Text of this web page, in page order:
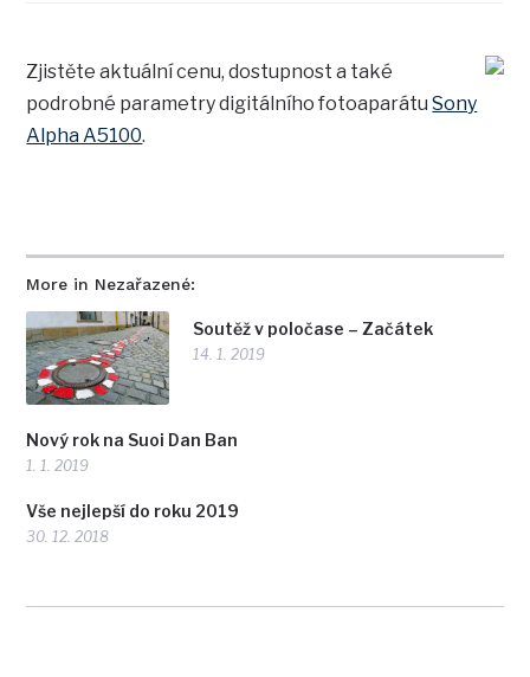
More in Nezařazené:
Soutěž v poločase – Začátek
14. 1. 2019
Nový rok na Suoi Dan Ban
1. 1. 2019
Vše nejlepší do roku 2019
30. 12. 2018
Zjistěte aktuální cenu, dostupnost a také
podrobné parametry digitálního fotoaparátuSony
Alpha A5100.